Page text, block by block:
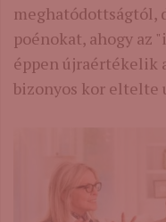
meghatódottságtól,
poénokat, ahogy az
éppen újraértékelik
bizonyos kor eltelte